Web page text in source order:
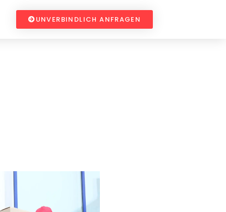
UNVERBINDLICH ANFRAGEN